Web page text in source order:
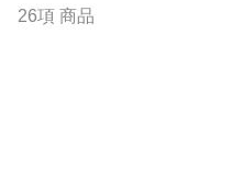
26項 商品